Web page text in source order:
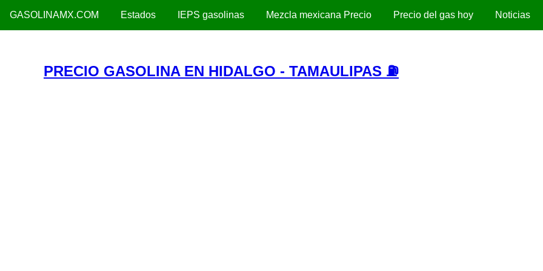
GASOLINAMX.COM Estados IEPS gasolinas Mezcla mexicana Precio Precio del gas hoy Noticias
PRECIO GASOLINA EN HIDALGO - TAMAULIPAS ⛽